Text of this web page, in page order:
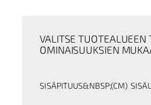
VALITSE TUOTEALUEEN
OMINAISUUKSIEN
SISÄPITUUS&NBSP;(CM)